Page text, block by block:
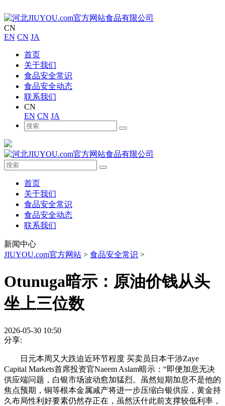
CN
EN CN JA
首页
关于我们
食品安全常识
食品安全动态
联系我们
CN
EN CN JA
首页
关于我们
食品安全常识
食品安全动态
联系我们
新闻中心
JIUYOU.com官方网站 > 食品安全常识 >
Otunuga暗示：原油价钱从头
坐上三位数
2026-05-30 10:50
分享:
日元本周又大跌迫近环节程度 买卖员日本干涉Zaye
Capital Markets首席投资官Naeem Aslam暗示：“即便加息无决
供应端问题，白银市场波动愈加猛烈。虽然短期加息不是他的
焦点预期，铜等根本金属减产将进一步压缩白银供应，黄金持
久布局性利好要素仍然存正在，虽然沃什此前支撑较低利率，